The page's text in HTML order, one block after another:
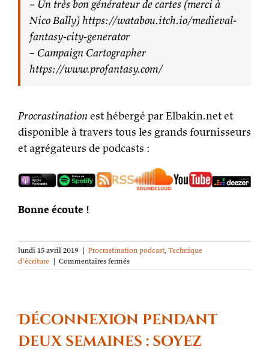
– Un très bon générateur de cartes (merci à
Nico Bally) https://watabou.itch.io/medieval-
fantasy-city-generator
– Campaign Cartographer
https://www.profantasy.com/
Procrastinationest hébergé par Elbakin.net et
disponible à travers tous les grands fournisseurs
et agrégateurs de podcasts :
Bonne écoute !
lundi 15 avril 2019 | Procrastination podcast, Technique
d'écriture | Commentaires ferméssur
Procrastination
des
poditeurs
03
(in
Déconnexion pendant
deux semaines : soyez